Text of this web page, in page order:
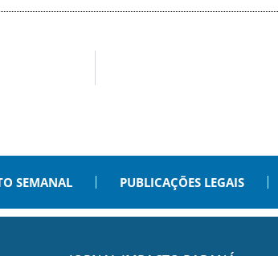
SEMANAL PUBLICAÇÕES LEGAIS